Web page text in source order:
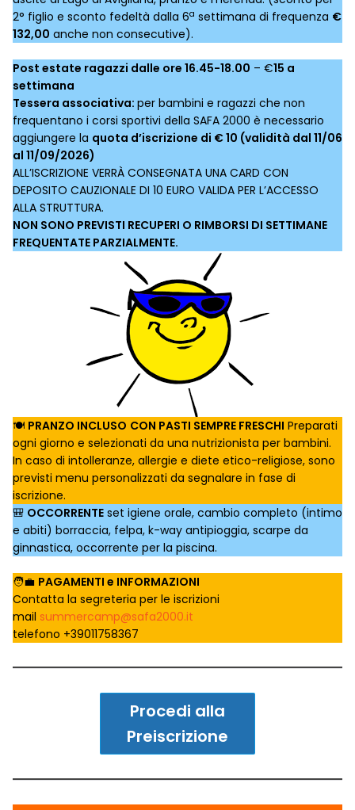
2° figlio e sconto fedeltà dalla 6a settimana di frequenza €
132,00 anche non consecutive).
Post estate ragazzi dalle ore 16.45-18.00 – €15 a
settimana
Tessera associativa: per bambini e ragazzi che non
frequentano i corsi sportivi della SAFA 2000 è necessario
aggiungere la quota d’iscrizione di € 10 (validità dal 11/06
al 11/09/2026)
ALL’ISCRIZIONE VERRÀ CONSEGNATA UNA CARD CON
DEPOSITO CAUZIONALE DI 10 EURO VALIDA PER L’ACCESSO
ALLA STRUTTURA.
NON SONO PREVISTI RECUPERI O RIMBORSI DI SETTIMANE
FREQUENTATE PARZIALMENTE.
🍽️ PRANZO INCLUSO CON PASTI SEMPRE FRESCHI Preparati
ogni giorno e selezionati da una nutrizionista per bambini.
In caso di intolleranze, allergie e diete etico-religiose, sono
previsti menu personalizzati da segnalare in fase di
iscrizione.
🎒 OCCORRENTE set igiene orale, cambio completo (intimo
e abiti) borraccia, felpa, k-way antipioggia, scarpe da
ginnastica, occorrente per la piscina.
🧑‍💼 PAGAMENTI e INFORMAZIONI
Contatta la segreteria per le iscrizioni
mail summercamp@safa2000.it
telefono +39011758367
Procedi alla
Preiscrizione